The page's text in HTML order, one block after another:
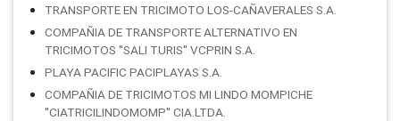
TRANSPORTE EN TRICIMOTO LOS-CAÑAVERALES S.A.
COMPAÑIA DE TRANSPORTE ALTERNATIVO EN
TRICIMOTOS ''SALI TURIS'' VCPRIN S.A.
PLAYA PACIFIC PACIPLAYAS S.A.
COMPAÑIA DE TRICIMOTOS MI LINDO MOMPICHE
''CIATRICILINDOMOMP'' CIA.LTDA.